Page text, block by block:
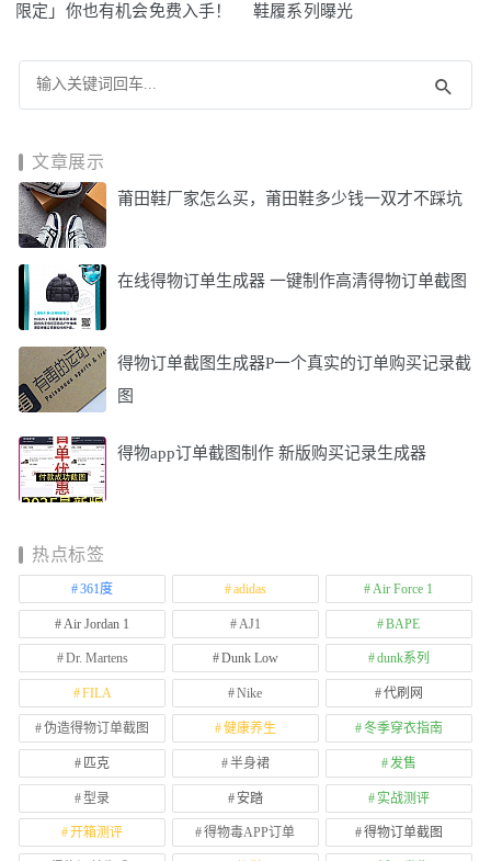
限定」你也有机会免费入手！
鞋履系列曝光
文章展示
莆田鞋厂家怎么买，莆田鞋多少钱一双才不踩坑
在线得物订单生成器 一键制作高清得物订单截图
得物订单截图生成器P一个真实的订单购买记录截
图
得物app订单截图制作 新版购买记录生成器
热点标签
361度 adidas Air Force 1
Air Jordan 1 AJ1 BAPE
Dr. Martens Dunk Low dunk系列
FILA Nike 代刷网
伪造得物订单截图 健康养生 冬季穿衣指南
匹克 半身裙 发售
型录 安踏 实战测评
开箱测评 得物毒APP订单 得物订单截图